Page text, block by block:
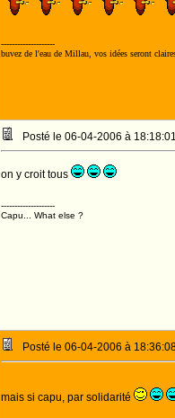
--------------------
buvez de l'eau de Millau, vos idées seront
Posté le 06-04-2006 à
on y croit tous
--------------------
Capu... What else ?
Posté le 06-04-2006 à
mais si capu, par solidarité